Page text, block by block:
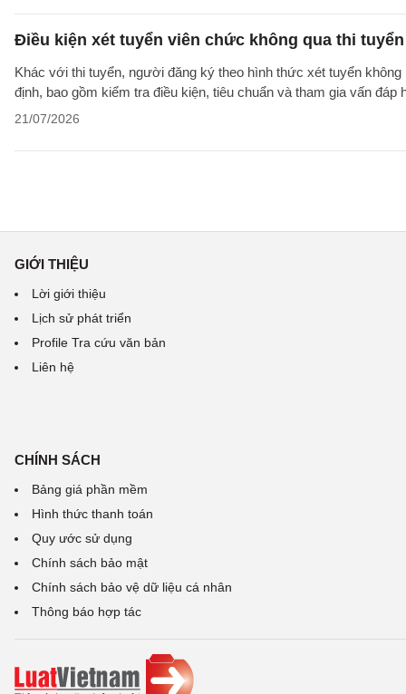
Điều kiện xét tuyển viên chức không qua thi
Khác với thi tuyển, người đăng ký theo hình thức xét tuyển
định, bao gồm kiểm tra điều kiện, tiêu chuẩn và tham gia vấn đáp
21/07/2026
GIỚI THIỆU
Lời giới thiệu
Lịch sử phát triển
Profile Tra cứu văn bản
Liên hệ
CHÍNH SÁCH
Bảng giá phần mềm
Hình thức thanh toán
Quy ước sử dụng
Chính sách bảo mật
Chính sách bảo vệ dữ liệu cá nhân
Thông báo hợp tác